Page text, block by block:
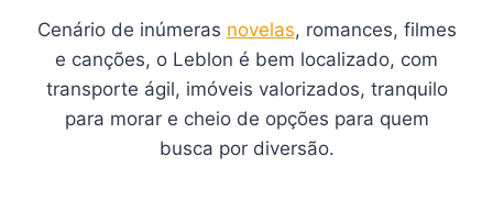
Cenário de inúmeras novelas, romances, filmes
e canções, o Leblon é bem localizado, com
transporte ágil, imóveis valorizados, tranquilo
para morar e cheio de opções para quem
busca por diversão.